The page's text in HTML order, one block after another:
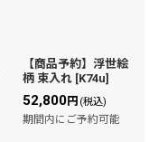
【商品予約】浮世絵
柄 束入れ [K74u]
52,800円 (税込)
期間内にご予約可能